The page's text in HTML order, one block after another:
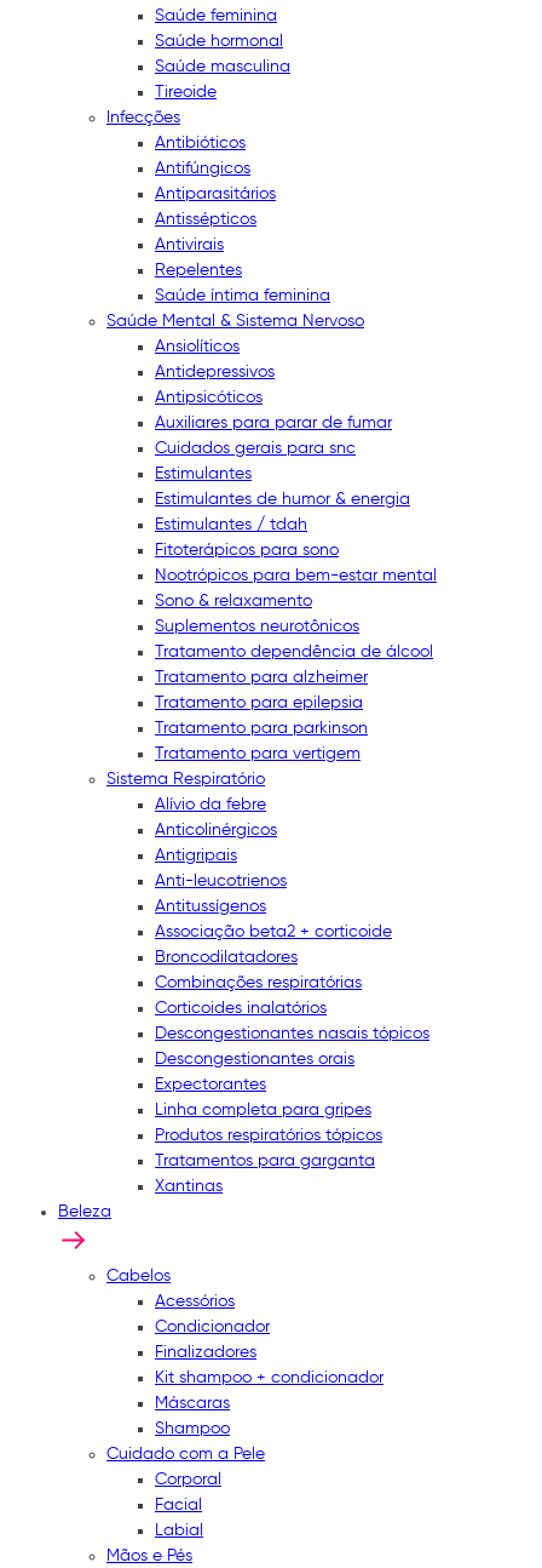
Saúde feminina
Saúde hormonal
Saúde masculina
Tireoide
Infecções
Antibióticos
Antifúngicos
Antiparasitários
Antissépticos
Antivirais
Repelentes
Saúde íntima feminina
Saúde Mental & Sistema Nervoso
Ansiolíticos
Antidepressivos
Antipsicóticos
Auxiliares para parar de fumar
Cuidados gerais para snc
Estimulantes
Estimulantes de humor & energia
Estimulantes / tdah
Fitoterápicos para sono
Nootrópicos para bem-estar mental
Sono & relaxamento
Suplementos neurotônicos
Tratamento dependência de álcool
Tratamento para alzheimer
Tratamento para epilepsia
Tratamento para parkinson
Tratamento para vertigem
Sistema Respiratório
Alívio da febre
Anticolinérgicos
Antigripais
Anti-leucotrienos
Antitussígenos
Associação beta2 + corticoide
Broncodilatadores
Combinações respiratórias
Corticoides inalatórios
Descongestionantes nasais tópicos
Descongestionantes orais
Expectorantes
Linha completa para gripes
Produtos respiratórios tópicos
Tratamentos para garganta
Xantinas
Beleza
Cabelos
Acessórios
Condicionador
Finalizadores
Kit shampoo + condicionador
Máscaras
Shampoo
Cuidado com a Pele
Corporal
Facial
Labial
Mãos e Pés